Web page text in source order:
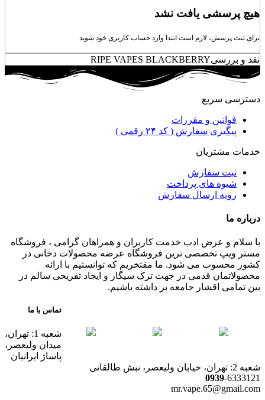
هیچ پرسشی یافت نشد
برای ثبت پرسش، لازم است ابتدا وارد حساب کاربری خود شوید
نقد و بررسیRIPE VAPES BLACKBERRY
دسترسی سریع
قوانین و مقررات
پیگیری سفارش ( کد ۲۴ رقمی )
خدمات مشتریان
ثبت سفارش
شیوه های پرداخت
رویه ارسال سفارش
درباره ما
با سلام و عرض ادب خدمت کاربران و همراهان گرامی ، فروشگاه
مستر ویپ تخصصی ترین فروشگاه عرضه محصولات دخانی در
کشور محسوب می شود. ما مفتخریم که توانستیم با ارائه
محصولاتمان قدمی در جهت ترک سیگار و ایجاد تفریحی سالم در
بین تمامی اقشار جامعه بر داشته باشیم.
تماس با ما
شعبه 1: تهران،
میدان ولیعصر،
پاساژ ایرانیان
شعبه 2: تهران، خیابان ولیعصر، نبش طالقانی
0939-6333121
mr.vape.65@gmail.com